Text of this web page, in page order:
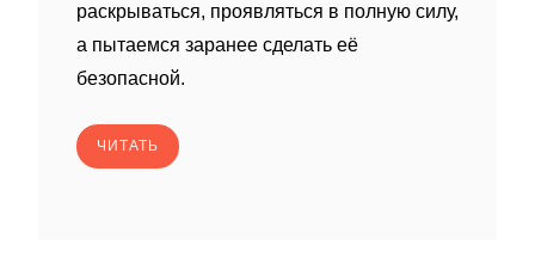
раскрываться, проявляться в полную силу,
а пытаемся заранее сделать её
безопасной.
ЧИТАТЬ